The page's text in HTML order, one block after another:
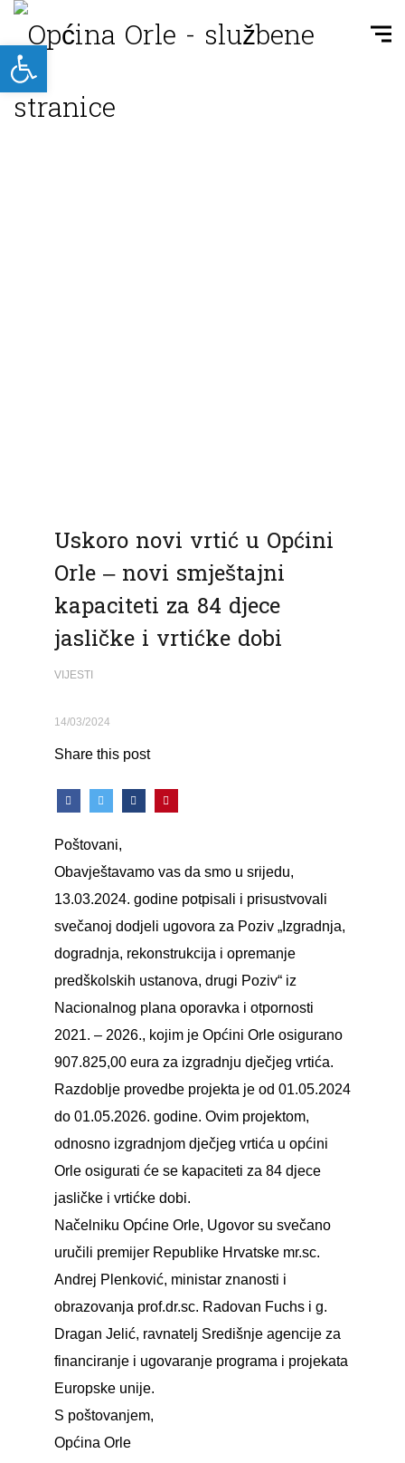
Open toolbar
Uskoro novi vrtić u Općini
Orle – novi smještajni
kapaciteti za 84 djece
jasličke i vrtićke dobi
VIJESTI
14/03/2024
Share this post
Poštovani,
Obavještavamo vas da smo u srijedu,
13.03.2024. godine potpisali i prisustvovali
svečanoj dodjeli ugovora za Poziv „Izgradnja,
dogradnja, rekonstrukcija i opremanje
predškolskih ustanova, drugi Poziv“ iz
Nacionalnog plana oporavka i otpornosti
2021. – 2026., kojim je Općini Orle osigurano
907.825,00 eura za izgradnju dječjeg vrtića.
Razdoblje provedbe projekta je od 01.05.2024
do 01.05.2026. godine. Ovim projektom,
odnosno izgradnjom dječjeg vrtića u općini
Orle osigurati će se kapaciteti za 84 djece
jasličke i vrtićke dobi.
Načelniku Općine Orle, Ugovor su svečano
uručili premijer Republike Hrvatske mr.sc.
Andrej Plenković, ministar znanosti i
obrazovanja prof.dr.sc. Radovan Fuchs i g.
Dragan Jelić, ravnatelj Središnje agencije za
financiranje i ugovaranje programa i projekata
Europske unije.
S poštovanjem,
Općina Orle